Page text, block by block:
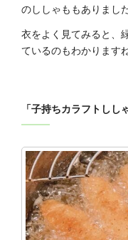
のししゃももありました
衣をよく見てみると、
ているのもわかります
「子持ちカラフトし